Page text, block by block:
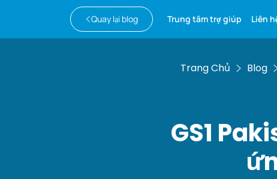
Quay lại blog Trung tâm trợ giúp Liên
Trang Chủ Blog
GS1